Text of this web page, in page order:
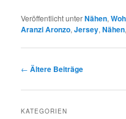
Veröffentlicht unterNähen,
Aranzi Aronzo,Jersey,Nähen
Beitragsnavigation
← Ältere Beiträge
KATEGORIEN